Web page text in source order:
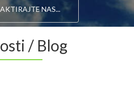
NAS...
/ Blog